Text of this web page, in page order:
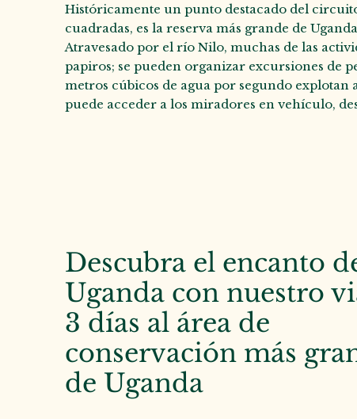
Históricamente un punto destacado del
cuadradas, es la reserva más grande de
Atravesado por el río Nilo, muchas de las
papiros; se pueden organizar excursiones de
metros cúbicos de agua por segundo
puede acceder a los miradores en vehículo,
Descubra el encanto
Uganda con nuestro
3 días al área de
conservación más
de Uganda